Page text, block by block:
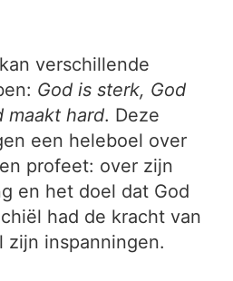
verschillende
God is sterk, God
maakt hard. Deze
een heleboel over
profeet: over zijn
en het doel dat God
had de kracht van
zijn inspanningen.